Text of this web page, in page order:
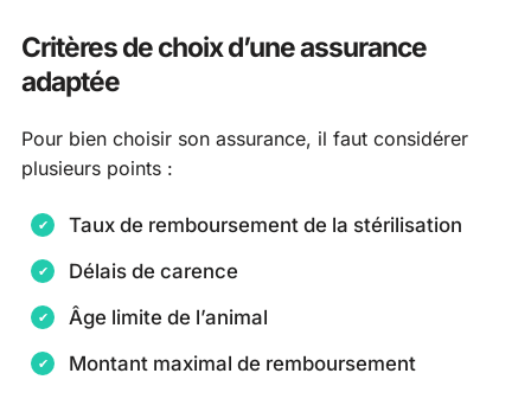
Critères de choix d’une assurance
adaptée
Pour bien choisir son assurance, il faut considérer
plusieurs points :
Taux de remboursement de la stérilisation
Délais de carence
Âge limite de l’animal
Montant maximal de remboursement